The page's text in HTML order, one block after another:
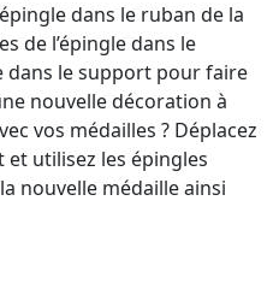
dans le ruban de la
de l’épingle dans le
le support pour faire
nouvelle décoration à
vos médailles ? Déplacez
utilisez les épingles
nouvelle médaille ainsi